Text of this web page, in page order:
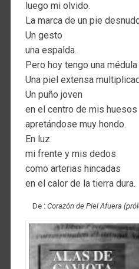
luego mi olvido.
La marca de un pie
Un gesto
una espalda.
Pero hoy tengo una
Una piel extensa
Un puño joven
en el centro de mis huesos
apretándose muy hondo.
En luz
mi frente y mis dedos
como arterias hincadas
en el calor de la tierra dura.
De : Corazón de Piel Afuera